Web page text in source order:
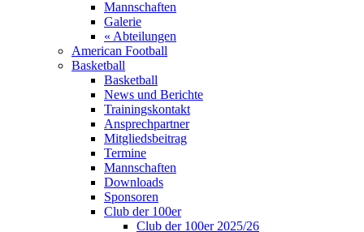
Mannschaften
Galerie
« Abteilungen
American Football
Basketball
Basketball
News und Berichte
Trainingskontakt
Ansprechpartner
Mitgliedsbeitrag
Termine
Mannschaften
Downloads
Sponsoren
Club der 100er
Club der 100er 2025/26